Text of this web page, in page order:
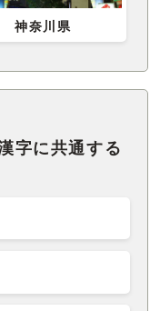
神奈川県
字に共通する